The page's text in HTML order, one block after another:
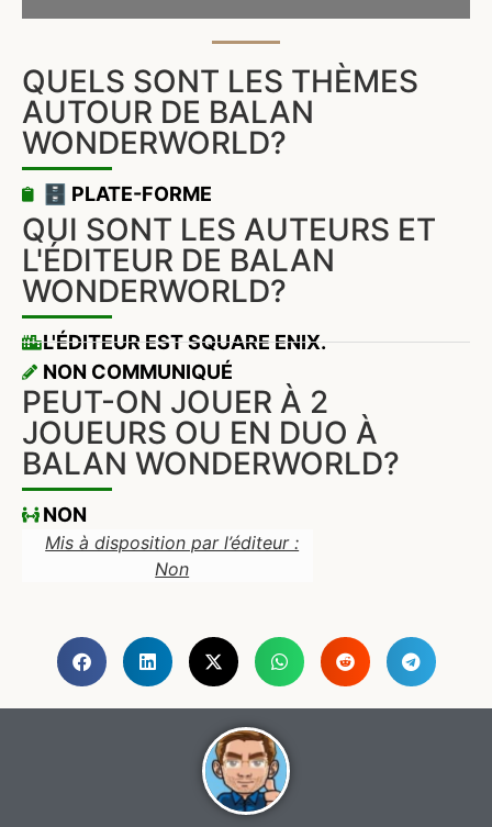
QUELS SONT LES THÈMES
AUTOUR DE BALAN
WONDERWORLD?
🗄️ PLATE-FORME
QUI SONT LES AUTEURS ET
L'ÉDITEUR DE BALAN
WONDERWORLD?
L'ÉDITEUR EST SQUARE ENIX.
NON COMMUNIQUÉ
PEUT-ON JOUER À 2
JOUEURS OU EN DUO À
BALAN WONDERWORLD?
NON
Mis à disposition par l’éditeur :
Non